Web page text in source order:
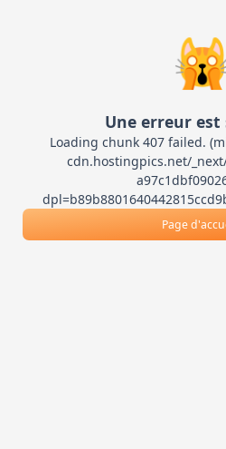
Une erreur
Loading chunk 407 failed.
cdn.hostingpics.net/
Page